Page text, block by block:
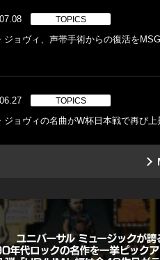
TOPICS
ジョヴィ、声帯手術からの復活を
TOPICS
ジョヴィの名曲がW杯日本戦で再び上